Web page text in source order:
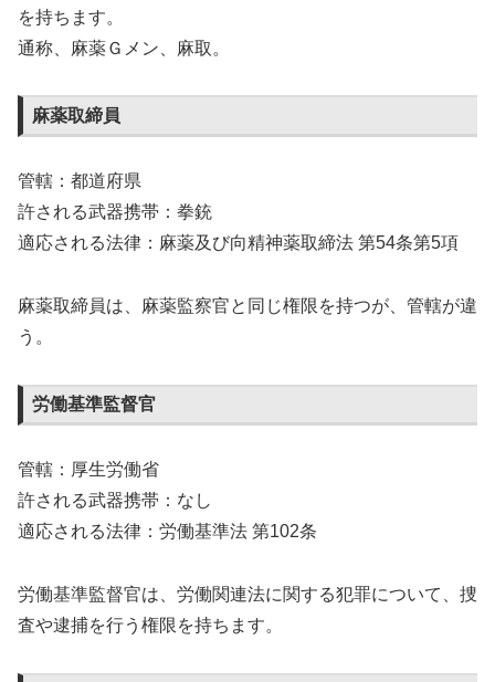
を持ちます。
通称、麻薬Ｇメン、麻取。
麻薬取締員
管轄：都道府県
許される武器携帯：拳銃
適応される法律：麻薬及び向精神薬取締法 第54条第5項
麻薬取締員は、麻薬監察官と同じ権限を持つが、管轄が違
う。
労働基準監督官
管轄：厚生労働省
許される武器携帯：なし
適応される法律：労働基準法 第102条
労働基準監督官は、労働関連法に関する犯罪について、捜
査や逮捕を行う権限を持ちます。